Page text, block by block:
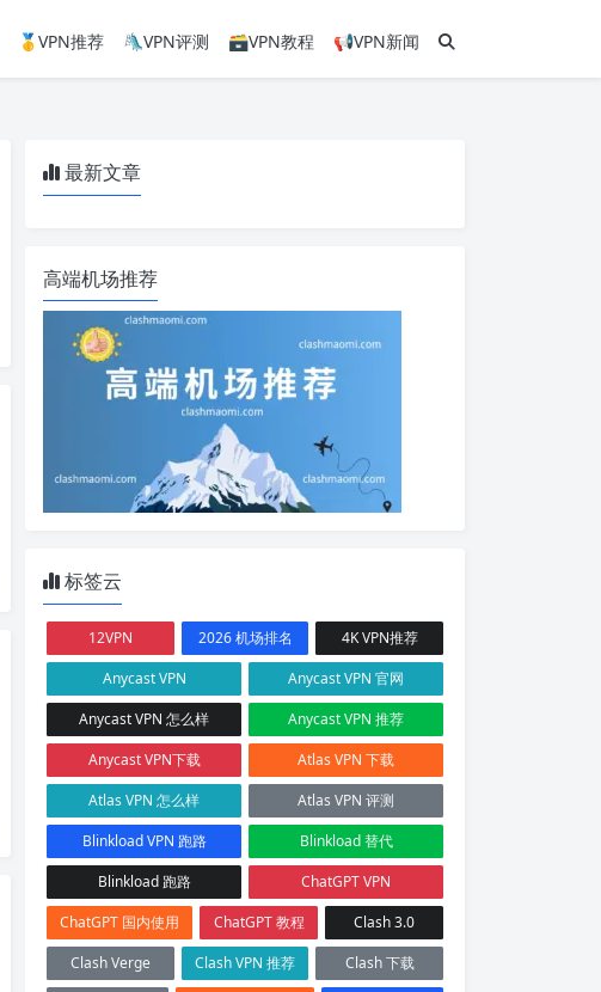
🥇VPN推荐 🛝VPN评测 🗃VPN教程 📢VPN新闻
最新文章
高端机场推荐
标签云
12VPN 2026 机场排名
4K VPN推荐
Anycast VPN
Anycast VPN 官网
Anycast VPN 怎么样
Anycast VPN 推荐
Anycast VPN下载
Atlas VPN 下载
Atlas VPN 怎么样
Atlas VPN 评测
Blinkload VPN 跑路
Blinkload 替代
Blinkload 跑路
ChatGPT VPN
ChatGPT 国内使用
ChatGPT 教程
Clash 3.0
Clash Verge
Clash VPN 推荐
Clash 下载